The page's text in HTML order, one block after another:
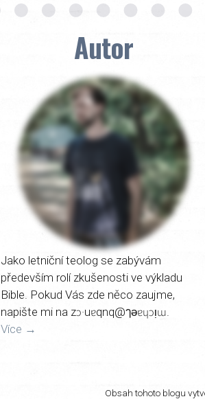
Autor
Jako letniční teolog se zabývám
především rolí zkušenosti ve výkladu
Bible. Pokud Vás zde něco zaujme,
napište mi na zɔ·uɐqnq@ๅǝɐɥɔᴉɯ.
Více →
Obsah tohoto blogu